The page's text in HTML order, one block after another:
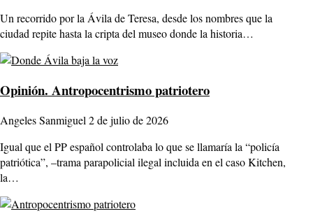
Un recorrido por la Ávila de Teresa, desde los nombres que la
ciudad repite hasta la cripta del museo donde la historia…
Opinión. Antropocentrismo patriotero
Angeles Sanmiguel 2 de julio de 2026
Igual que el PP español controlaba lo que se llamaría la “policía
patriótica”, –trama parapolicial ilegal incluida en el caso Kitchen,
la…